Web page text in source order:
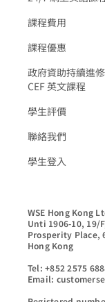
課程費用
課程優惠
政府資助持續進
CEF 英文課程
學生評價
聯絡我們
學生登入
WSE Hong Kong
Unti 1906-10, 19/
Prosperity Place,
Hong Kong
Tel: +852 2575
Email: